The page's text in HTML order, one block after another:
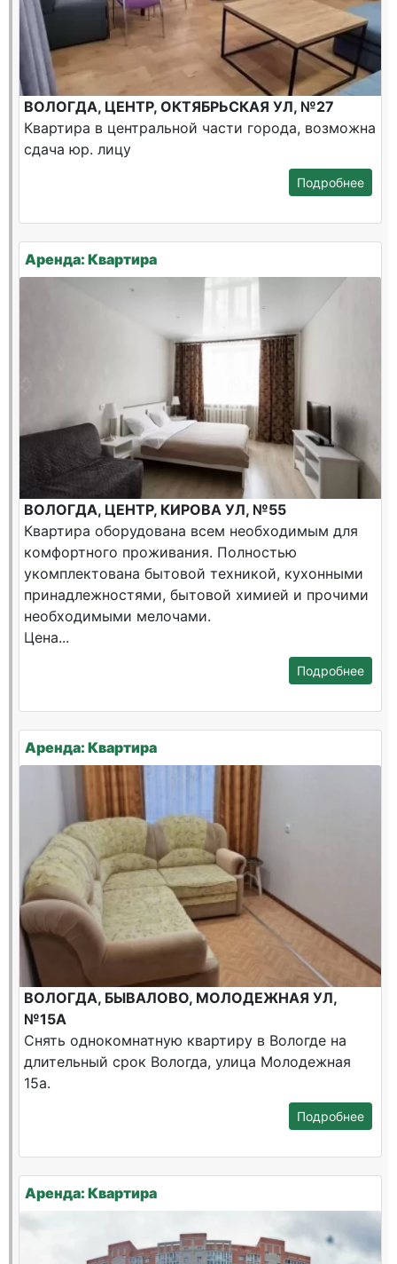
ВОЛОГДА, ЦЕНТР, ОКТЯБРЬСКАЯ УЛ, №27
Квартира в центральной части города, возможна
сдача юр. лицу
Подробнее
Аренда: Квартира
ВОЛОГДА, ЦЕНТР, КИРОВА УЛ, №55
Квартира оборудована всем необходимым для
комфортного проживания. Полностью
укомплектована бытовой техникой, кухонными
принадлежностями, бытовой химией и прочими
необходимыми мелочами.
Цена...
Подробнее
Аренда: Квартира
ВОЛОГДА, БЫВАЛОВО, МОЛОДЕЖНАЯ УЛ,
№15А
Снять однокомнатную квартиру в Вологде на
длительный срок Вологда, улица Молодежная
15а.
Подробнее
Аренда: Квартира